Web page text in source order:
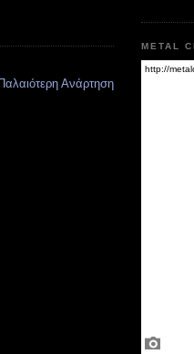
Παλαιότερη Ανάρτηση
METAL